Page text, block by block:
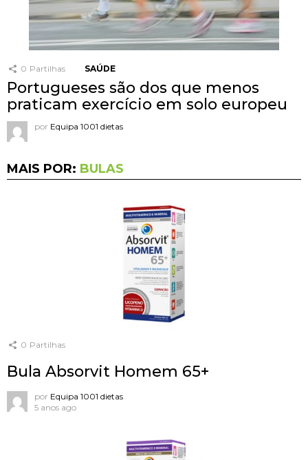
0 Partilhas SAÚDE
Portugueses são dos que menos
praticam exercício em solo europeu
por Equipa 1001 dietas
MAIS POR: BULAS
0 Partilhas
Bula Absorvit Homem 65+
por Equipa 1001 dietas
5 anos ago